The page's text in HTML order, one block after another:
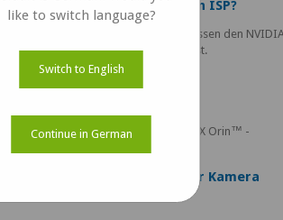
über einen integrierten ISP?
keinen Onboard-ISP und nutzt stattdessen den
mit Jetson-Plattformen verbunden ist.
Version wird von Ihrem
unterstützt?
unterstützt NVIDIA® Jetson AGX Orin™ -
Quantenwirkungsgrad dieser Kamera
like to switch language?
Switch to English
Continue in German